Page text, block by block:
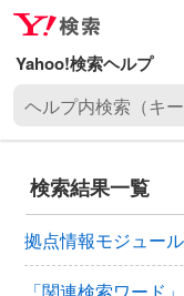
ナ
ビ
ゲ
ー
ン
へ
ス
キ
メ
イ
ン
コ
ン
ツ
へ
ス
プ
索
（
検索結果一覧
拠点情報モジュー